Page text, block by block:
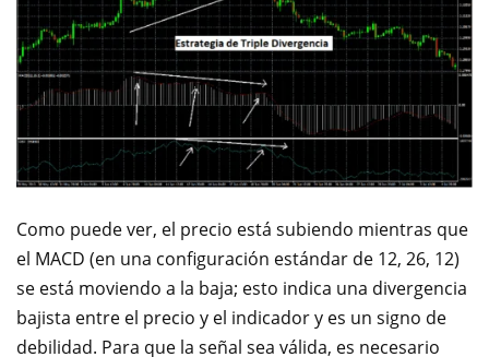
Como puede ver, el precio está subiendo mientras que
el MACD (en una configuración estándar de 12, 26, 12)
se está moviendo a la baja; esto indica una divergencia
bajista entre el precio y el indicador y es un signo de
debilidad. Para que la señal sea válida, es necesario